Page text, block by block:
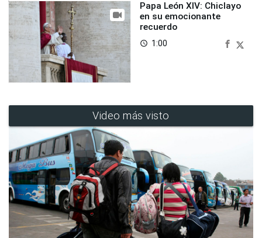
Papa León XIV: Chiclayo
en su emocionante
recuerdo
access_time 1:00
Video más visto